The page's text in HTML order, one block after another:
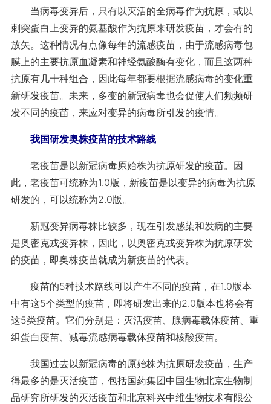
当病毒变异后，只有以灭活的全病毒作为抗原，或以
刺突蛋白上变异的氨基酸作为抗原来研发疫苗，才会有的
放矢。这种情况有点像每年的流感疫苗，由于流感病毒包
膜上的主要抗原血凝素和神经氨酸酶有变化，而且这两种
抗原有几十种组合，因此每年都要根据流感病毒的变化重
新研发疫苗。未来，多变的新冠病毒也会促使人们频频研
发不同的疫苗，来应对变异的病毒所引发的疫情。
我国研发奥株疫苗的技术路线
老疫苗是以新冠病毒原始株为抗原研发的疫苗。因
此，老疫苗可统称为1.0版，新疫苗是以变异的病毒为抗原
研发的，可以统称为2.0版。
新冠变异病毒株比较多，现在引发感染和发病的主要
是奥密克戎变异株，因此，以奥密克戎变异株为抗原研发
的疫苗，即奥株疫苗就成为新疫苗的代表。
疫苗的5种技术路线可以产生不同的疫苗，在1.0版本
中有这5个类型的疫苗，即将研发出来的2.0版本也将会有
这5类疫苗。它们分别是：灭活疫苗、腺病毒载体疫苗、重
组蛋白疫苗、减毒流感病毒载体疫苗和核酸疫苗。
我国过去以新冠病毒的原始株为抗原研发疫苗，生产
得最多的是灭活疫苗，包括国药集团中国生物北京生物制
品研究所研发的灭活疫苗和北京科兴中维生物技术有限公